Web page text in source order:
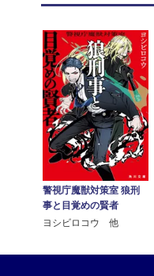
警視庁魔獣対策室 狼刑
事と目覚めの賢者
ヨシビロコウ 他